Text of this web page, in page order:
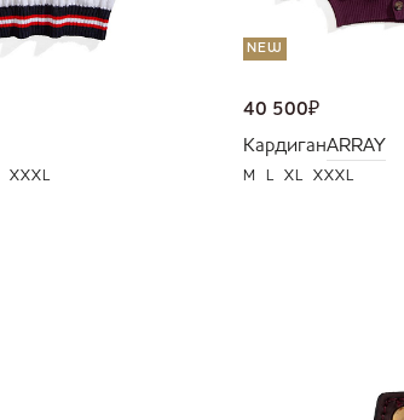
XXXL
NEW
40 500₽
КардиганARRAY
M L XL XXXL